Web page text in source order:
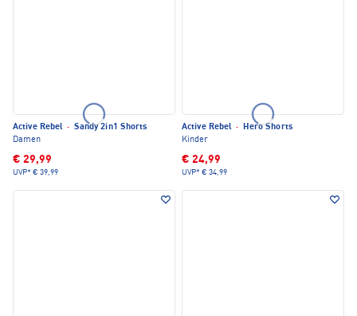
Active Rebel · Sandy 2in1 Shorts
Damen
€ 29,99
UVP* € 39,99
Active Rebel ·
Hero Shorts
Kinder
€ 24,99
UVP* € 34,99